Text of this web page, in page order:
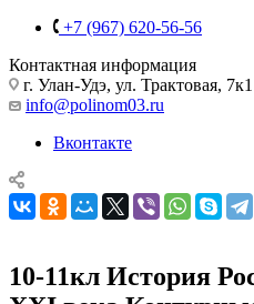
+7 (967) 620-56-56
Контактная информация
г. Улан-Удэ, ул. Трактовая, 7к1
info@polinom03.ru
Вконтакте
10-11кл История